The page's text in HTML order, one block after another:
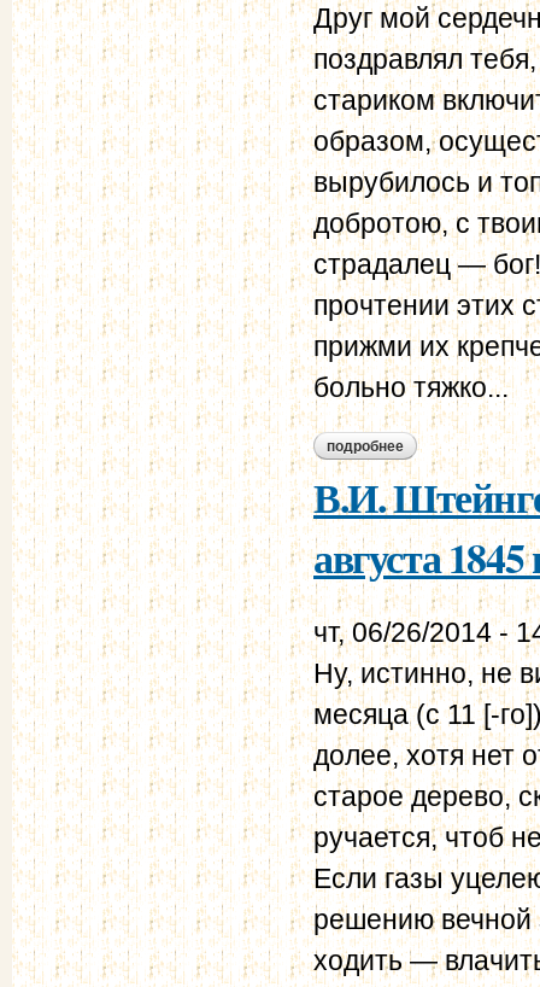
Друг мой
поздравлял
стариком
образом,
вырубилось и
добротою, с
страдалец —
прочтении этих
прижми их
больно тяжко...
подробнее о в.и.
В.И.
августа 1845
чт, 06/26/2014 -
Ну, истинно, не
месяца (с 11 [-
долее, хотя нет
старое дерево,
ручается, чтоб
Если газы
решению вечной
ходить —